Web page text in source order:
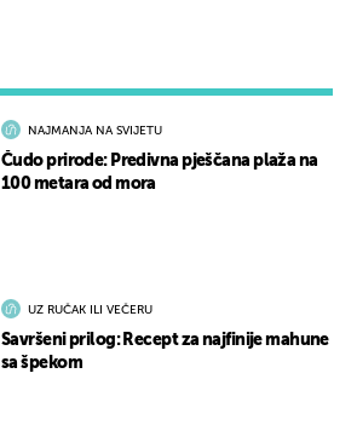
NAJMANJA NA SVIJETU
Čudo prirode: Predivna pješčana plaža na
100 metara od mora
UZ RUČAK ILI VEČERU
Savršeni prilog: Recept za najfinije mahune
sa špekom